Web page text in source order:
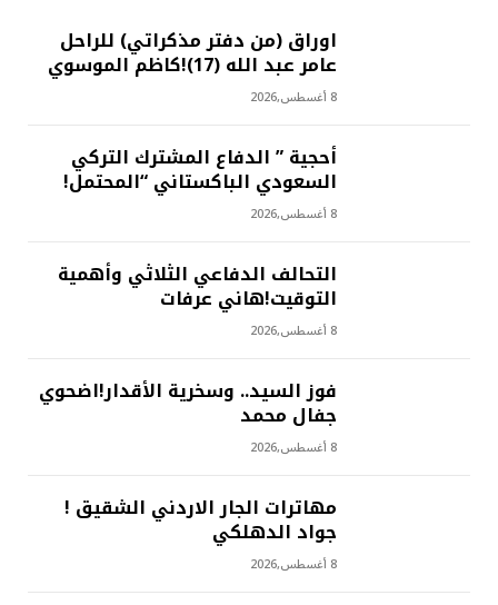
اوراق (من دفتر مذكراتي) للراحل
عامر عبد الله (17)!كاظم الموسوي
8 أغسطس,2026
أحجية ” الدفاع المشترك التركي
السعودي الباكستاني “المحتمل!
8 أغسطس,2026
التحالف الدفاعي الثلاثي وأهمية
التوقيت!هاني عرفات
8 أغسطس,2026
فوز السيد.. وسخرية الأقدار!اضحوي
جفال محمد
8 أغسطس,2026
مهاترات الجار الاردني الشقيق !
جواد الدهلكي
8 أغسطس,2026